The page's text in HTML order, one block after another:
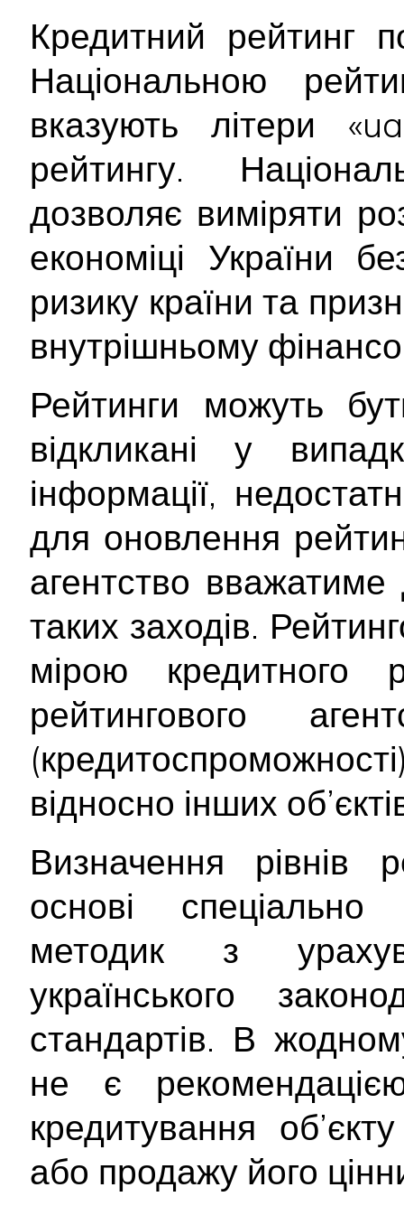
Кредитний рейтинг
Національною
вказують літери
рейтингу.
дозволяє виміряти
економіці України
ризику країни та
внутрішньому
Рейтинги можуть
відкликані у
інформації,
для оновлення
агентство вважатиме
таких заходів.
мірою
рейтингового
відносно інших
Визначення рівнів
основі спеціально
методик з
українського
стандартів. В
не є
кредитування
або продажу його